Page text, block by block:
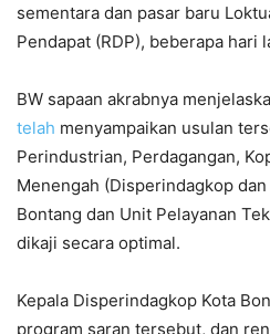
sementara dan pasar baru
Pendapat (RDP), beberapa hari
BW sapaan akrabnya
telah menyampaikan usulan
Perindustrian, Perdagangan,
Menengah (Disperindagkop dan
Bontang dan Unit Pelayanan
dikaji secara optimal.
Kepala Disperindagkop Kota
program saran tersebut, dan